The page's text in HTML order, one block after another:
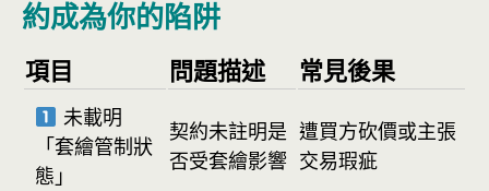
約成為你的陷阱
項目 問題描述 常見後果
未載明
「套繪管制狀
態」
契約未註明是
否受套繪影響
遭買方砍價或主張
交易瑕疵